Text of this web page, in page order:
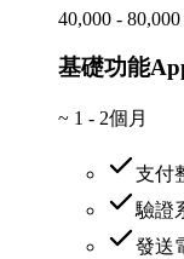
40,000 - 80,000
基礎功能
~ 1 - 2個月
支付
驗證
發送